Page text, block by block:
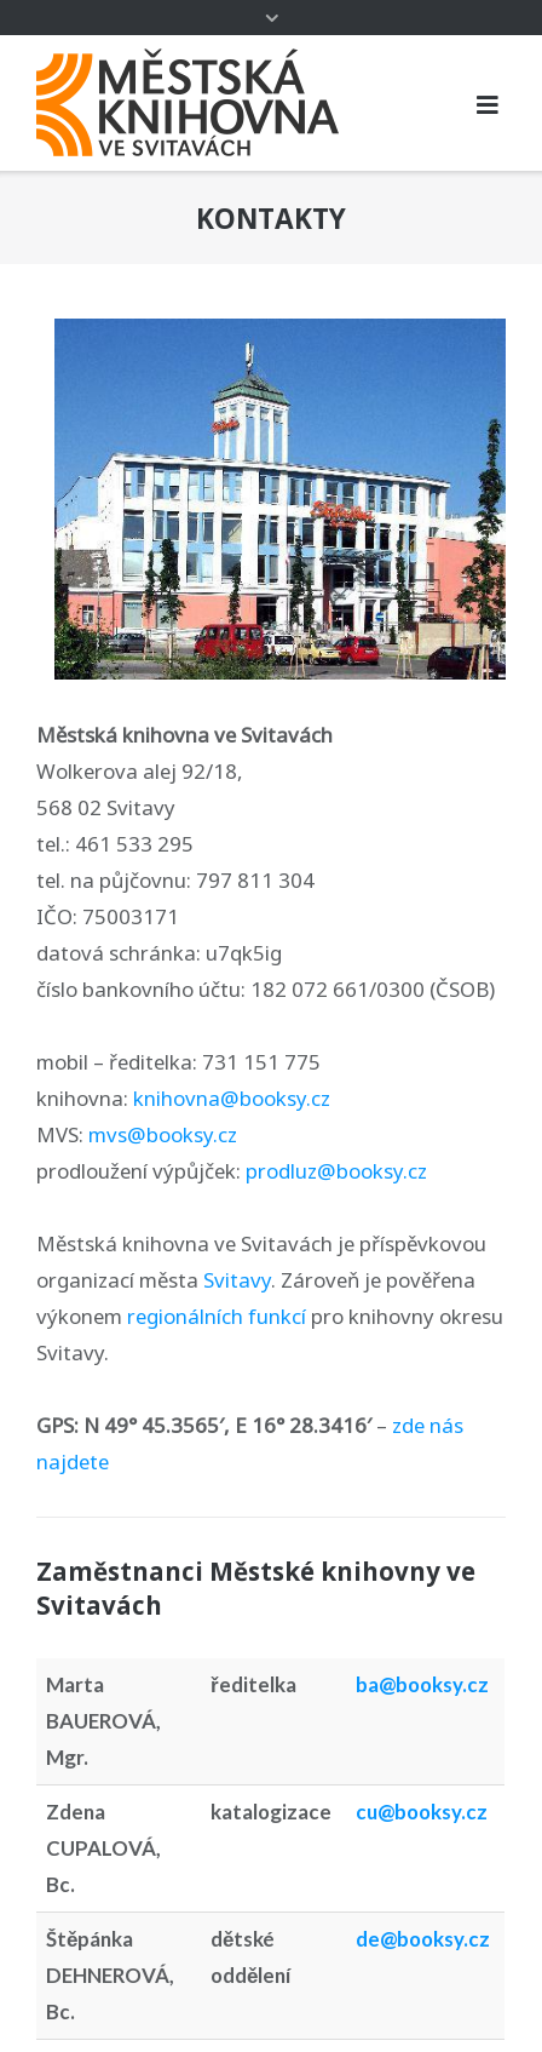
KONTAKTY
Městská knihovna ve Svitavách
Wolkerova alej 92/18,
568 02 Svitavy
tel.: 461 533 295
tel. na půjčovnu: 797 811 304
IČO: 75003171
datová schránka: u7qk5ig
číslo bankovního účtu: 182 072 661/0300 (ČSOB)
mobil – ředitelka: 731 151 775
knihovna: knihovna@booksy.cz
MVS: mvs@booksy.cz
prodloužení výpůjček: prodluz@booksy.cz
Městská knihovna ve Svitavách je příspěvkovou
organizací města Svitavy. Zároveň je pověřena
výkonem regionálních funkcí pro knihovny okresu
Svitavy.
GPS: N 49° 45.3565′, E 16° 28.3416′– zde nás
najdete
Zaměstnanci Městské knihovny ve
Svitavách
Marta
BAUEROVÁ,
Mgr.
ředitelka ba@booksy.cz
Zdena
CUPALOVÁ,
Bc.
katalogizace cu@booksy.cz
Štěpánka
DEHNEROVÁ,
Bc.
dětské
oddělení
de@booksy.cz